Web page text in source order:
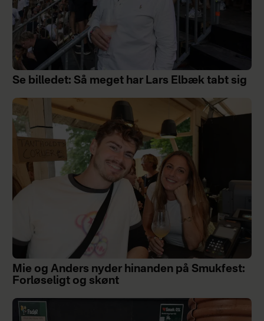
Se billedet: Så meget har Lars Elbæk tabt sig
Mie og Anders nyder hinanden på Smukfest:
Forløseligt og skønt